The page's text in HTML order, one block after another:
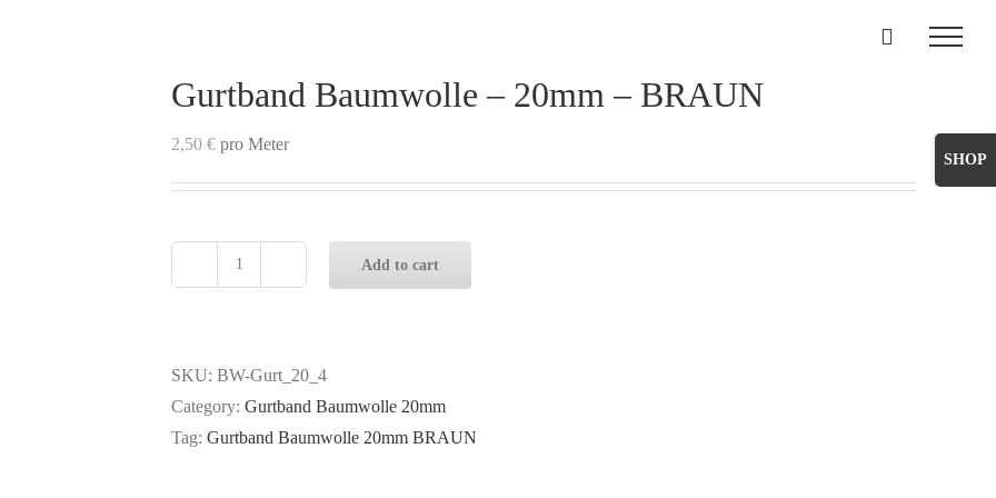
Gurtband Baumwolle – 20mm – BRAUN
2,50 € pro Meter
20mm
-
BRAUN
Add to cart
SKU: BW-Gurt_20_4
Category: Gurtband Baumwolle 20mm
Tag: Gurtband Baumwolle 20mm BRAUN
Sliding